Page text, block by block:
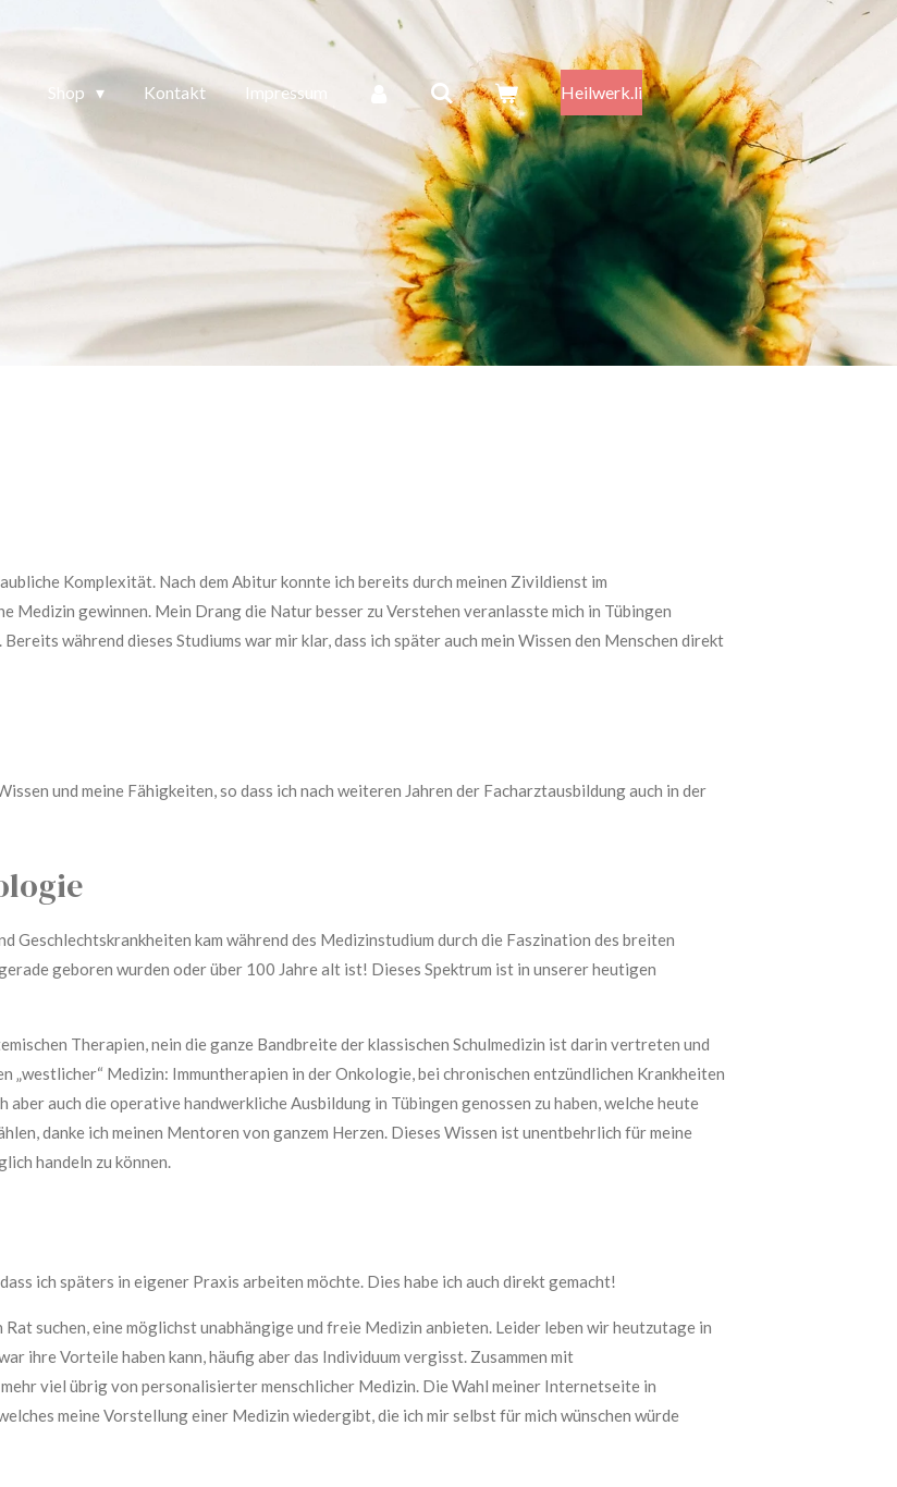
Shop Kontakt Impressum Heilwerk.li
Komplexität. Nach dem Abitur konnte ich bereits durch meinen Zivildienst im
Medizin gewinnen. Mein Drang die Natur besser zu Verstehen veranlasste mich in Tübingen
während dieses Studiums war mir klar, dass ich später auch mein Wissen den Menschen direkt
und meine Fähigkeiten, so dass ich nach weiteren Jahren der Facharztausbildung auch in der
Geschlechtskrankheiten kam während des Medizinstudium durch die Faszination des breiten
geboren wurden oder über 100 Jahre alt ist! Dieses Spektrum ist in unserer heutigen
Therapien, nein die ganze Bandbreite der klassischen Schulmedizin ist darin vertreten und
Medizin: Immuntherapien in der Onkologie, bei chronischen entzündlichen Krankheiten
auch die operative handwerkliche Ausbildung in Tübingen genossen zu haben, welche heute
danke ich meinen Mentoren von ganzem Herzen. Dieses Wissen ist unentbehrlich für meine
handeln zu können.
ich späters in eigener Praxis arbeiten möchte. Dies habe ich auch direkt gemacht!
suchen, eine möglichst unabhängige und freie Medizin anbieten. Leider leben wir heutzutage in
ihre Vorteile haben kann, häufig aber das Individuum vergisst. Zusammen mit
viel übrig von personalisierter menschlicher Medizin. Die Wahl meiner Internetseite in
meine Vorstellung einer Medizin wiedergibt, die ich mir selbst für mich wünschen würde